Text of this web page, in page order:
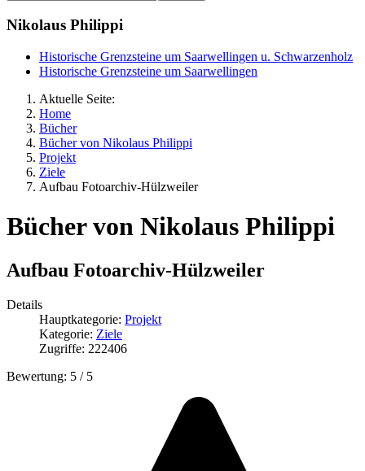
Nikolaus Philippi
Historische Grenzsteine um Saarwellingen u. Schwarzenholz
Historische Grenzsteine um Saarwellingen
Aktuelle Seite:
Home
Bücher
Bücher von Nikolaus Philippi
Projekt
Ziele
Aufbau Fotoarchiv-Hülzweiler
Bücher von Nikolaus Philippi
Aufbau Fotoarchiv-Hülzweiler
Details
Hauptkategorie: Projekt
Kategorie: Ziele
Zugriffe: 222406
Bewertung: 5 / 5